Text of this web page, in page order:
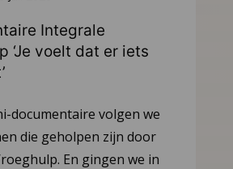
Integrale
‘Je voelt dat er iets
documentaire volgen we
die geholpen zijn door
En gingen we in